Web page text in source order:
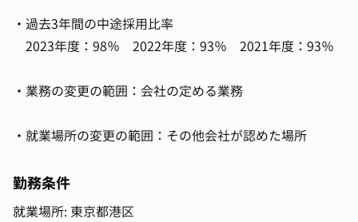
・過去3年間の中途採用比率
2023年度：98％ 2022年度：93％ 2021年度：93％
・業務の変更の範囲：会社の定める業務
・就業場所の変更の範囲：その他会社が認めた場所
勤務条件
就業場所: 東京都港区